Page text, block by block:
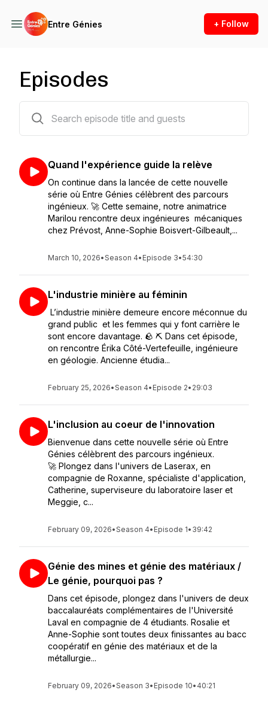
Entre Génies + Follow
Episodes
Quand l'expérience guide la relève
On continue dans la lancée de cette nouvelle
série où Entre Génies célèbrent des parcours
ingénieux. 🚀 Cette semaine, notre animatrice
Marilou rencontre deux ingénieures mécaniques
chez Prévost, Anne-Sophie Boisvert-Gilbeault,...
March 10, 2026•Season 4• Episode 3•54:30
L'industrie minière au féminin
L’industrie minière demeure encore méconnue du
grand public et les femmes qui y font carrière le
sont encore davantage. 🪨 ⛏️ Dans cet épisode,
on rencontre Érika Côté-Vertefeuille, ingénieure
en géologie. Ancienne étudia...
February 25, 2026•Season 4• Episode 2• 29:03
L'inclusion au coeur de l'innovation
Bienvenue dans cette nouvelle série où Entre
Génies célèbrent des parcours ingénieux.
🚀 Plongez dans l'univers de Laserax, en
compagnie de Roxanne, spécialiste d'application,
Catherine, superviseure du laboratoire laser et
Meggie, c...
February 09, 2026•Season 4• Episode 1• 39:42
Génie des mines et génie des matériaux /
Le génie, pourquoi pas ?
Dans cet épisode, plongez dans l'univers de deux
baccalauréats complémentaires de l'Université
Laval en compagnie de 4 étudiants. Rosalie et
Anne-Sophie sont toutes deux finissantes au bacc
coopératif en génie des matériaux et de la
métallurgie...
February 09, 2026•Season 3• Episode 10• 40:21